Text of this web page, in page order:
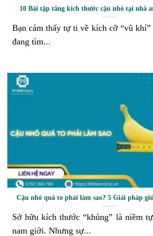
10 Bài tập tăng kích thước cậu nhỏ tại nhà
Bạn cảm thấy tự ti về kích cỡ “vũ khí”
đang tìm...
Cậu nhỏ quá to phải làm sao? 5 Giải pháp
Sở hữu kích thước “khủng” là niềm
nam giới. Nhưng sự...